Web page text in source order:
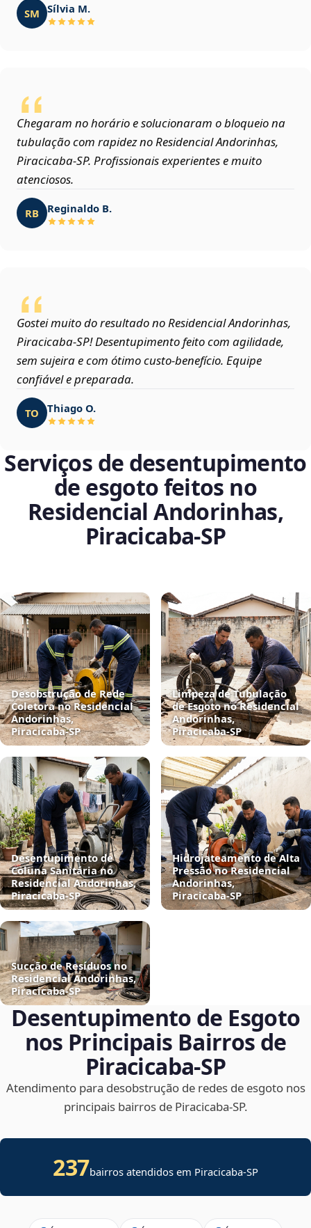
SM Sílvia M.
Chegaram no horário e solucionaram o bloqueio na
tubulação com rapidez no Residencial Andorinhas,
Piracicaba‑SP. Profissionais experientes e muito
atenciosos.
RB Reginaldo B.
Gostei muito do resultado no Residencial Andorinhas,
Piracicaba‑SP! Desentupimento feito com agilidade,
sem sujeira e com ótimo custo-benefício. Equipe
confiável e preparada.
TO Thiago O.
Serviços de desentupimento
de esgoto feitos no
Residencial Andorinhas,
Piracicaba‑SP
Desobstrução de Rede
Coletora no Residencial
Andorinhas,
Piracicaba‑SP
Limpeza de Tubulação
de Esgoto no Residencial
Andorinhas,
Piracicaba‑SP
Desentupimento de
Coluna Sanitária no
Residencial Andorinhas,
Piracicaba‑SP
Hidrojateamento de Alta
Pressão no Residencial
Andorinhas,
Piracicaba‑SP
Sucção de Resíduos no
Residencial Andorinhas,
Piracicaba‑SP
Desentupimento de Esgoto
nos Principais Bairros de
Piracicaba‑SP
Atendimento para desobstrução de redes de esgoto nos
principais bairros de Piracicaba‑SP.
237bairros atendidos em Piracicaba-SP